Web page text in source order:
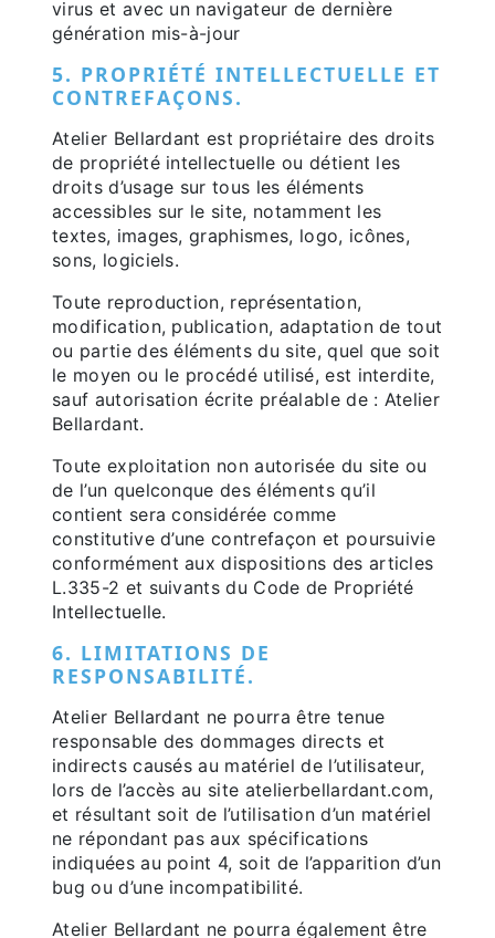
virus et avec un navigateur de dernière
génération mis-à-jour
5. PROPRIÉTÉ INTELLECTUELLE ET
CONTREFAÇONS.
Atelier Bellardant est propriétaire des droits
de propriété intellectuelle ou détient les
droits d’usage sur tous les éléments
accessibles sur le site, notamment les
textes, images, graphismes, logo, icônes,
sons, logiciels.
Toute reproduction, représentation,
modification, publication, adaptation de tout
ou partie des éléments du site, quel que soit
le moyen ou le procédé utilisé, est interdite,
sauf autorisation écrite préalable de : Atelier
Bellardant.
Toute exploitation non autorisée du site ou
de l’un quelconque des éléments qu’il
contient sera considérée comme
constitutive d’une contrefaçon et poursuivie
conformément aux dispositions des articles
L.335-2 et suivants du Code de Propriété
Intellectuelle.
6. LIMITATIONS DE
RESPONSABILITÉ.
Atelier Bellardant ne pourra être tenue
responsable des dommages directs et
indirects causés au matériel de l’utilisateur,
lors de l’accès au site atelierbellardant.com,
et résultant soit de l’utilisation d’un matériel
ne répondant pas aux spécifications
indiquées au point 4, soit de l’apparition d’un
bug ou d’une incompatibilité.
Atelier Bellardant ne pourra également être